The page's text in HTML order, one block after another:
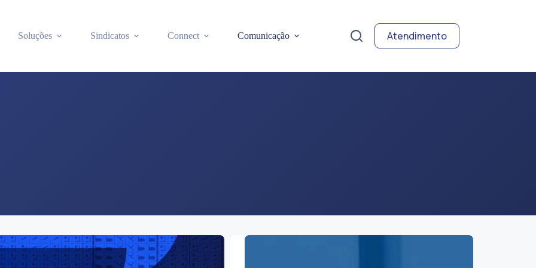
Soluções Sindicatos Connect Comunicação Atendimento